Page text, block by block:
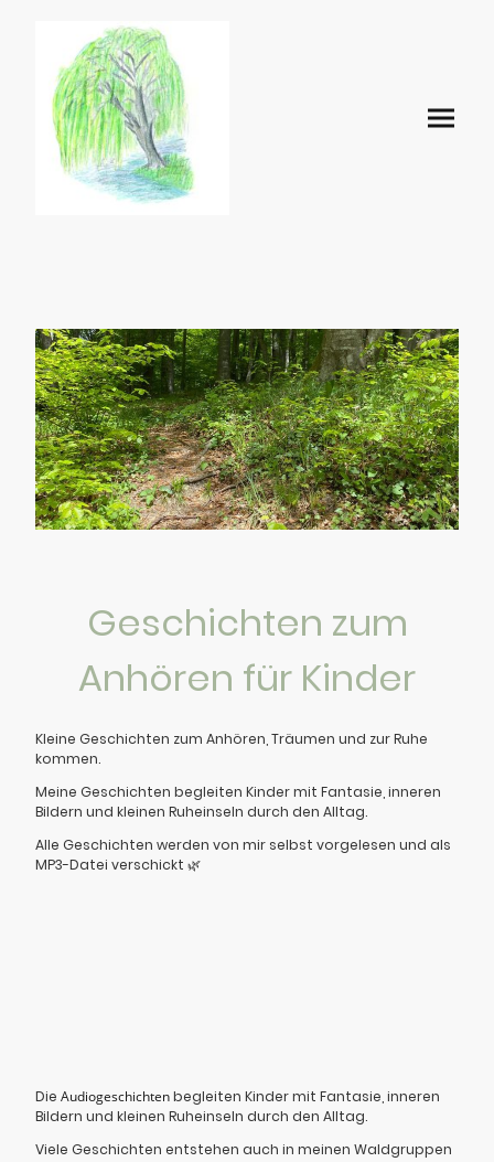
Geschichten zum
Anhören für Kinder
Kleine Geschichten zum Anhören, Träumen und zur Ruhe
kommen.
Meine Geschichten begleiten Kinder mit Fantasie, inneren
Bildern und kleinen Ruheinseln durch den Alltag.
Alle Geschichten werden von mir selbst vorgelesen und als
MP3-Datei verschickt 🌿
Die Audiogeschichtenbegleiten Kinder mit Fantasie, inneren
Bildern und kleinen Ruheinseln durch den Alltag.
Viele Geschichten entstehen auch in meinen Waldgruppen